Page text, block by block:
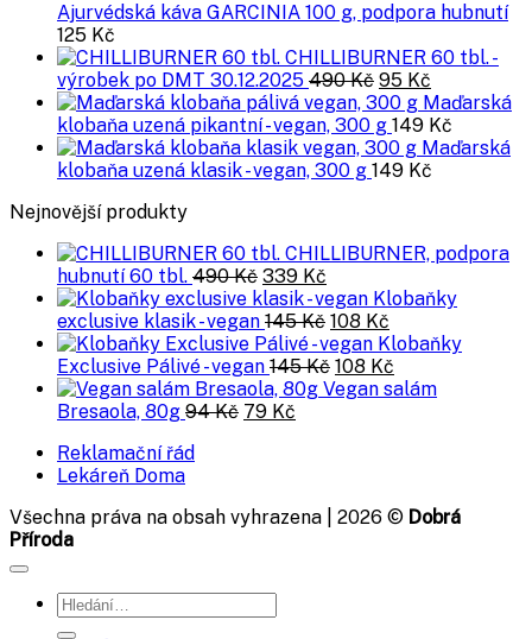
Ajurvédská káva GARCINIA 100 g, podpora hubnutí
125 Kč
CHILLIBURNER 60 tbl. -
výrobek po DMT 30.12.2025 490Kč Původní
cena
byla:
490 Kč.
95 Kč
cena
je:
95 Kč.
Maďarská
klobaňa uzená pikantní - vegan, 300 g 149 Kč
Maďarská
klobaňa uzená klasik - vegan, 300 g 149 Kč
Nejnovější produkty
CHILLIBURNER, podpora
hubnutí 60 tbl. 490Kč Původní
cena
byla:
490 Kč.
339 Kč
cena
je:
339 Kč.
Klobaňky
exclusive klasik - vegan 145Kč Původní
cena
byla:
145 Kč.
108 Kč
cena
je:
108 Kč.
Klobaňky
Exclusive Pálivé - vegan 145Kč Původní
cena
108 Kč
cena
Vegan salám
Bresaola, 80g 94Kč Původní
79 Kč
Reklamační řád
Lekáreň Doma
Všechna práva na obsah vyhrazena | 2026 © Dobrá
Příroda
Hledat: